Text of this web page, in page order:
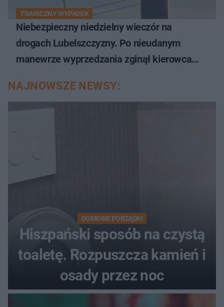
TRAGICZNY WYPADEK
Niebezpieczny niedzielny wieczór na
drogach Lubelszczyzny. Po nieudanym
manewrze wyprzedzania zginął kierowca
NAJNOWSZE NEWSY:
DOMOWE PORZĄDKI
Hiszpański sposób na czystą
toaletę. Rozpuszcza kamień i
osady przez noc